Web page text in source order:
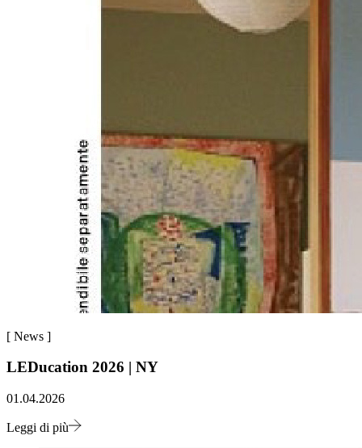
[ News ]
LEDucation 2026 | NY
01.04.2026
Leggi di più